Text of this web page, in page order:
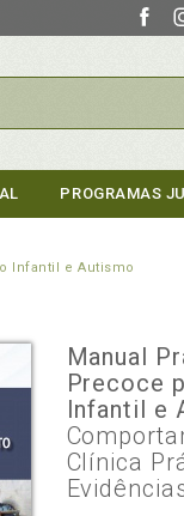
PROGRAMAS
Infantil e Autismo
Manual
Precoce
Infantil e
Clínica